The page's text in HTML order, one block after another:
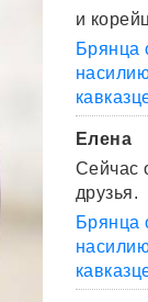
и
Брянца
Елена
Сейчас
друзья.
Брянца